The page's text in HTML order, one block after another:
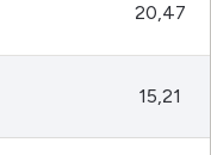
20,47
15,21